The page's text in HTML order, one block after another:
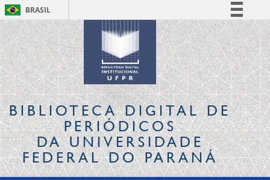
BRASIL
Simplifique!
Comunica BR
Participe
Acesso à informação
Legislação
Canais
BIBLIOTECA DIGITALDE
PERIÓDICOS
DA UNIVERSIDADE
FEDERAL DO PARANÁ